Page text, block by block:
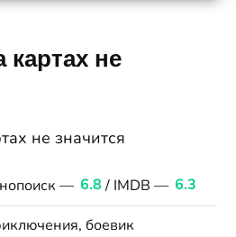
не
— 6.8 / IMDB — 6.3
боевик